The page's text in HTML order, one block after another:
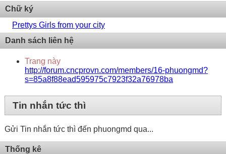
Chữ ký
Prettys Girls from your city
Danh sách liên hệ
Trang này
http://forum.cncprovn.com/members/16-phuongmd?
s=85a8f88ead595975c7923f32a76978ba
Tin nhắn tức thì
Gửi Tin nhắn tức thì đến phuongmd qua...
Thống kê